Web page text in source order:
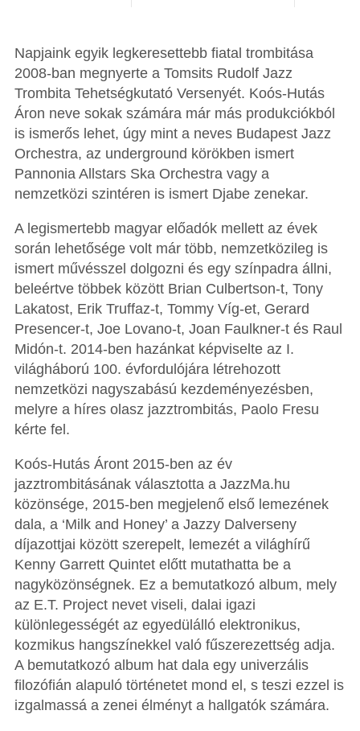
Napjaink egyik legkeresettebb fiatal trombitása
2008-ban megnyerte a Tomsits Rudolf Jazz
Trombita Tehetségkutató Versenyét. Koós-Hutás
Áron neve sokak számára már más produkciókból
is ismerős lehet, úgy mint a neves Budapest Jazz
Orchestra, az underground körökben ismert
Pannonia Allstars Ska Orchestra vagy a
nemzetközi szintéren is ismert Djabe zenekar.
A legismertebb magyar előadók mellett az évek
során lehetősége volt már több, nemzetközileg is
ismert művésszel dolgozni és egy színpadra állni,
beleértve többek között Brian Culbertson-t, Tony
Lakatost, Erik Truffaz-t, Tommy Víg-et, Gerard
Presencer-t, Joe Lovano-t, Joan Faulkner-t és Raul
Midón-t. 2014-ben hazánkat képviselte az I.
világháború 100. évfordulójára létrehozott
nemzetközi nagyszabású kezdeményezésben,
melyre a híres olasz jazztrombitás, Paolo Fresu
kérte fel.
Koós-Hutás Áront 2015-ben az év
jazztrombitásának választotta a JazzMa.hu
közönsége, 2015-ben megjelenő első lemezének
dala, a ‘Milk and Honey’ a Jazzy Dalverseny
díjazottjai között szerepelt, lemezét a világhírű
Kenny Garrett Quintet előtt mutathatta be a
nagyközönségnek. Ez a bemutatkozó album, mely
az E.T. Project nevet viseli, dalai igazi
különlegességét az egyedülálló elektronikus,
kozmikus hangszínekkel való fűszerezettség adja.
A bemutatkozó album hat dala egy univerzális
filozófián alapuló történetet mond el, s teszi ezzel is
izgalmassá a zenei élményt a hallgatók számára.